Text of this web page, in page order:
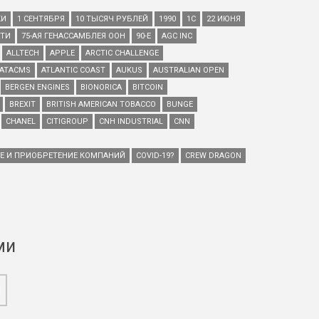
1 СЕНТЯБРЯ 10 ТЫСЯЧ РУБЛЕЙ 1990 1С
22 ИЮНЯ
75-АЯ ГЕНАССАМБЛЕЯ ООН 90-Е
AGC INC
ALLTECH APPLE
ARCTIC CHALLENGE
ATACMS ATLANTIC COAST AUKUS
AUSTRALIAN OPEN
BERGEN ENGINES BIONORICA
BITCOIN
BREXIT BRITISH AMERICAN TOBACCO
BUNGE
CHANEL CITIGROUP CNH INDUSTRIAL
CNN
И ПРИОБРЕТЕНИЕ КОМПАНИЙ
COVID-19?
CREW DRAGON